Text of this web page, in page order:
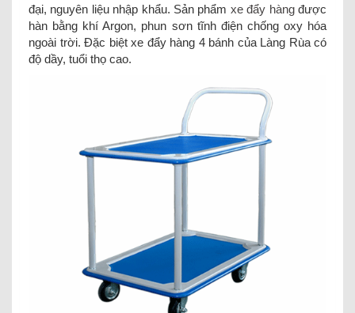
đại, nguyên liệu nhập khẩu. Sản phẩm xe đẩy hàngđược
hàn bằng khí Argon, phun sơn tĩnh điện chống oxy hóa
ngoài trời. Đặc biệt xe đẩy hàng 4 bánh của Làng Rùa có
độ dầy, tuổi thọ cao.